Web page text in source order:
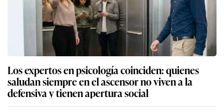
Los expertos en psicología coinciden: quienes
saludan siempre en el ascensor no viven a la
defensiva y tienen apertura social